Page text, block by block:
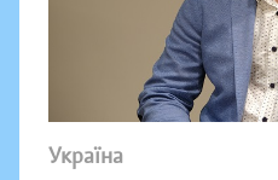
Україна